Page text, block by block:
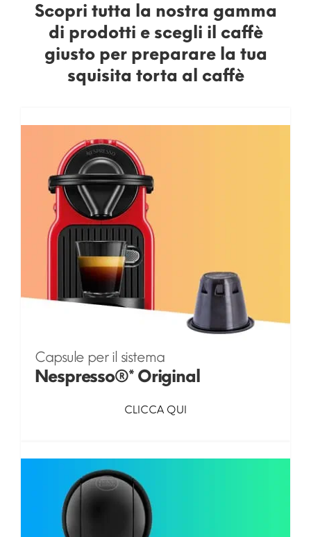
Scopri tutta la nostra gamma
di prodotti e scegli il caffè
giusto per preparare la tua
squisita torta al caffè
Capsule per il sistema
Nespresso®* Original
CLICCA QUI